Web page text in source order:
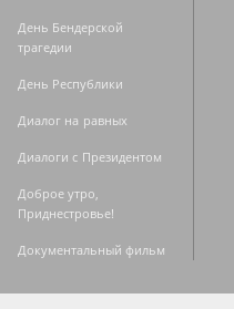
День Бендерской
трагедии
День Республики
Диалог на равных
Диалоги с Президентом
Доброе утро,
Приднестровье!
Документальный фильм